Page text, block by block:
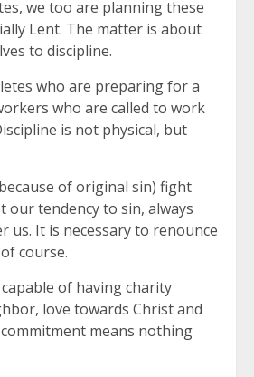
we too are planning these
Lent. The matter is about
to discipline.
who are preparing for a
who are called to work
is not physical, but
of original sin) fight
our tendency to sin, always
us. It is necessary to renounce
course.
of having charity
love towards Christ and
means nothing